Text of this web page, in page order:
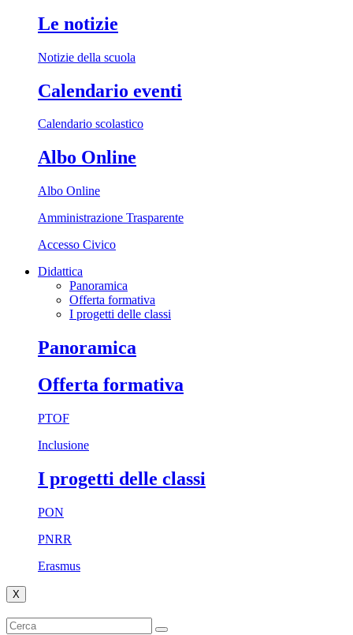
Le notizie
Notizie della scuola
Calendario eventi
Calendario scolastico
Albo Online
Albo Online
Amministrazione Trasparente
Accesso Civico
Didattica
Panoramica
Offerta formativa
I progetti delle classi
Panoramica
Offerta formativa
PTOF
Inclusione
I progetti delle classi
PON
PNRR
Erasmus
X